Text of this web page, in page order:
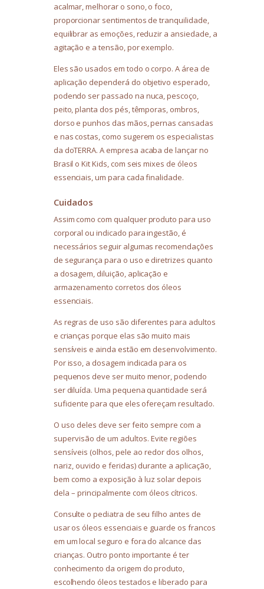
acalmar, melhorar o sono, o foco,
proporcionar sentimentos de tranquilidade,
equilibrar as emoções, reduzir a ansiedade, a
agitação e a tensão, por exemplo.
Eles são usados em todo o corpo. A área de
aplicação dependerá do objetivo esperado,
podendo ser passado na nuca, pescoço,
peito, planta dos pés, têmporas, ombros,
dorso e punhos das mãos, pernas cansadas
e nas costas, como sugerem os especialistas
da doTERRA. A empresa acaba de lançar no
Brasil o Kit Kids, com seis mixes de óleos
essenciais, um para cada finalidade.
Cuidados
Assim como com qualquer produto para uso
corporal ou indicado para ingestão, é
necessários seguir algumas recomendações
de segurança para o uso e diretrizes quanto
a dosagem, diluição, aplicação e
armazenamento corretos dos óleos
essenciais.
As regras de uso são diferentes para adultos
e crianças porque elas são muito mais
sensíveis e ainda estão em desenvolvimento.
Por isso, a dosagem indicada para os
pequenos deve ser muito menor, podendo
ser diluída. Uma pequena quantidade será
suficiente para que eles ofereçam resultado.
O uso deles deve ser feito sempre com a
supervisão de um adultos. Evite regiões
sensíveis (olhos, pele ao redor dos olhos,
nariz, ouvido e feridas) durante a aplicação,
bem como a exposição à luz solar depois
dela – principalmente com óleos cítricos.
Consulte o pediatra de seu filho antes de
usar os óleos essenciais e guarde os francos
em um local seguro e fora do alcance das
crianças. Outro ponto importante é ter
conhecimento da origem do produto,
escolhendo óleos testados e liberado para